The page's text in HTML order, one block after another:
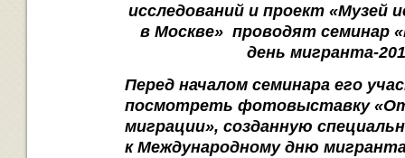
исследований и проект «Музей
в Москве» проводят семинар
день мигранта-
Перед началом семинара его
посмотреть фотовыставку
миграции», созданную
кМеждународному дню